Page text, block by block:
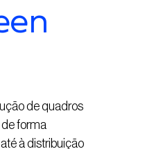
de quadros
de forma
à distribuição